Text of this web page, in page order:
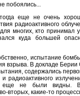
побоялись...
еще не очень
радиоактивного
многих, кто принимал
куда большей
испытание
взрыва. В докладе Берии
содержались
радиоактивного
еще не были видны.
вторых, какие-то